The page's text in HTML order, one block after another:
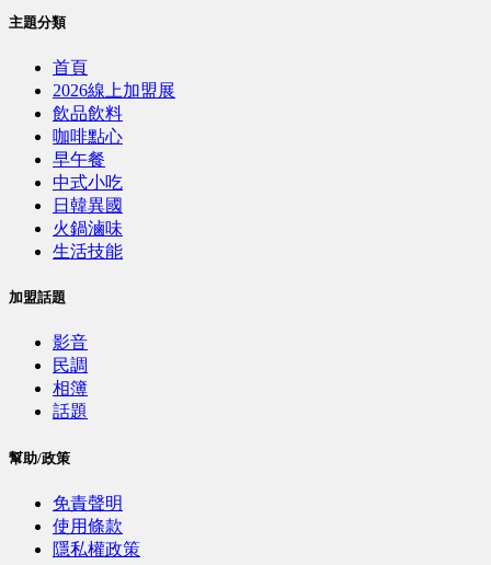
主題分類
首頁
2026線上加盟展
飲品飲料
咖啡點心
早午餐
中式小吃
日韓異國
火鍋滷味
生活技能
加盟話題
影音
民調
相簿
話題
幫助/政策
免責聲明
使用條款
隱私權政策